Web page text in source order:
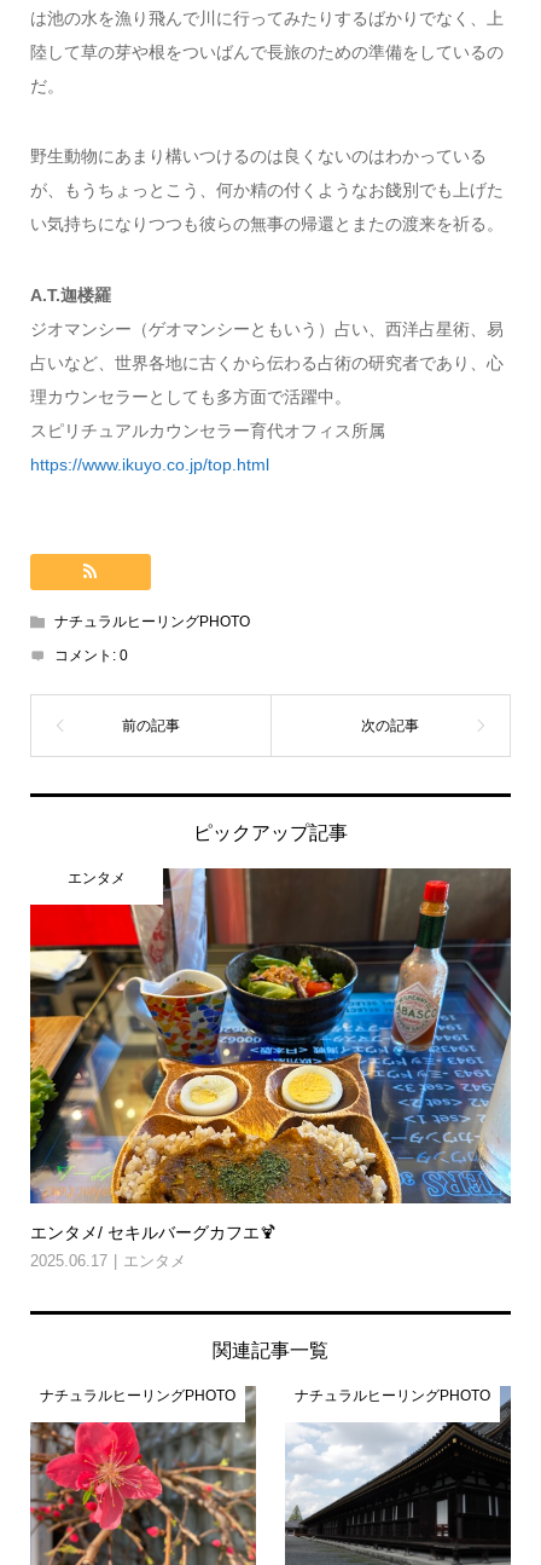
は池の水を漁り飛んで川に行ってみたりするばかりでなく、上
陸して草の芽や根をついばんで長旅のための準備をしているの
だ。
野生動物にあまり構いつけるのは良くないのはわかっている
が、もうちょっとこう、何か精の付くようなお餞別でも上げた
い気持ちになりつつも彼らの無事の帰還とまたの渡来を祈る。
A.T.迦楼羅
ジオマンシー（ゲオマンシーともいう）占い、西洋占星術、易
占いなど、世界各地に古くから伝わる占術の研究者であり、心
理カウンセラーとしても多方面で活躍中。
スピリチュアルカウンセラー育代オフィス所属
https://www.ikuyo.co.jp/top.html
ナチュラルヒーリングPHOTO
コメント: 0
ピックアップ記事
エンタメ
エンタメ/ セキルバーグカフエ🍹
2025.06.17 エンタメ
関連記事一覧
ナチュラルヒーリングPHOTO ナチュラルヒーリングPHOTO